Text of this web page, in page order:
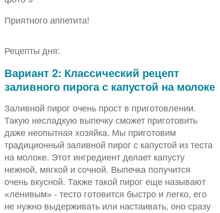
Приятного аппетита!
Рецепты дня:
Вариант 2: Классический рецепт
заливного пирога с капустой на молоке
Заливной пирог очень прост в приготовлении.
Такую несладкую выпечку сможет приготовить
даже неопытная хозяйка. Мы приготовим
традиционный заливной пирог с капустой из теста
на молоке. Этот ингредиент делает капусту
нежной, мягкой и сочной. Выпечка получится
очень вкусной. Также такой пирог еще называют
«ленивым» - тесто готовится быстро и легко, его
не нужно выдерживать или настаивать, оно сразу